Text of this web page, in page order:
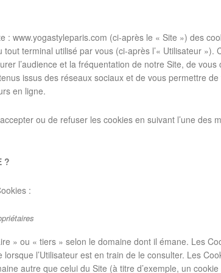
: www.yogastyleparis.com (ci-après le « Site ») des
tout terminal utilisé par vous (ci-après l’« Utilisateur »).
l’audience et la fréquentation de notre Site, de vous
issus des réseaux sociaux et de vous permettre
en ligne.
ou de refuser les cookies en suivant l’une des
?
:
» ou « tiers » selon le domaine dont il émane. Les
l’Utilisateur est en train de le consulter. Les
autre que celui du Site (à titre d’exemple, un